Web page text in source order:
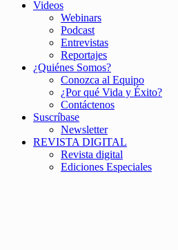
Videos
Webinars
Podcast
Entrevistas
Reportajes
¿Quiénes Somos?
Conozca al Equipo
¿Por qué Vida y Éxito?
Contáctenos
Suscríbase
Newsletter
REVISTA DIGITAL
Revista digital
Ediciones Especiales